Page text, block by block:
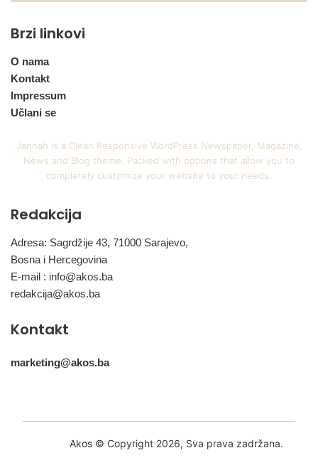
Brzi linkovi
O nama
Kontakt
Impressum
Učlani se
Jannah is a Clean Responsive WordPress Newspaper, Magazine,
News and Blog theme. Packed with options that allow you to
completely customize your website to your needs.
Redakcija
Adresa: Sagrdžije 43, 71000 Sarajevo,
Bosna i Hercegovina
E-mail : info@akos.ba
redakcija@akos.ba
Kontakt
marketing@akos.ba
Akos © Copyright 2026, Sva prava zadržana.